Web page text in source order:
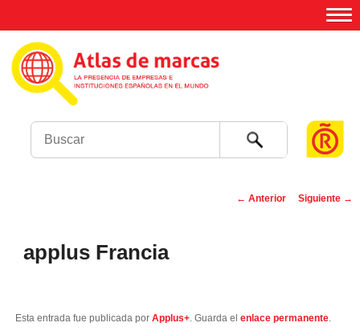
Buscar
← Anterior Siguiente →
applus Francia
Esta entrada fue publicada por Applus+. Guarda el enlace permanente.